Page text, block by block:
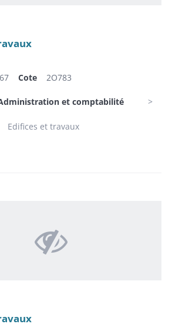
Cote 2O783
et comptabilité
Edifices et travaux